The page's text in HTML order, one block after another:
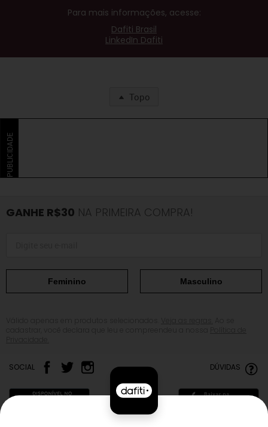
Para mais informações, acesse:
Dafiti Brasil
LinkedIn Dafiti
Topo
PUBLICIDADE
GANHE R$30 NA PRIMEIRA COMPRA!
Feminino Masculino
SOCIAL DÚVIDAS